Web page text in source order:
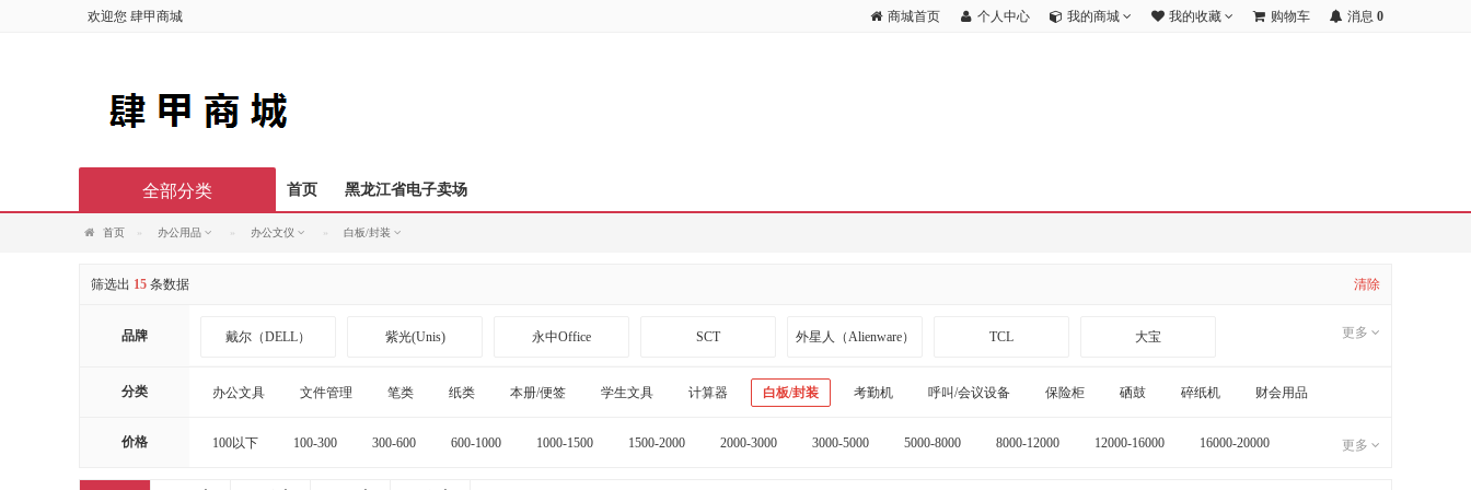
欢迎您 肆甲商城 商城首页 个人中心 我的商城 我的收藏 购物车 消息 0
首页 黑龙江省电子卖场
全部分类
首页 办公用品 办公文仪 白板/封装
筛选出 15 条数据 清除
品牌 戴尔（DELL） 紫光(Unis) 永中Office SCT 外星人（Alienware） TCL 大宝
施华蔻 丝蕴 斯伯丁 哈肉联 齐心 海康威视 公安部第一研究所
天存信息 迅想
更多
分类 办公文具 文件管理 笔类 纸类 本册/便签 学生文具 计算器 白板/封装 考勤机 呼叫/会议设备 保险柜 硒鼓 碎纸机 财会用品
价格 100以下 100-300 300-600 600-1000 1000-1500 1500-2000 2000-3000 3000-5000 5000-8000 8000-12000 12000-16000 16000-20000 更多